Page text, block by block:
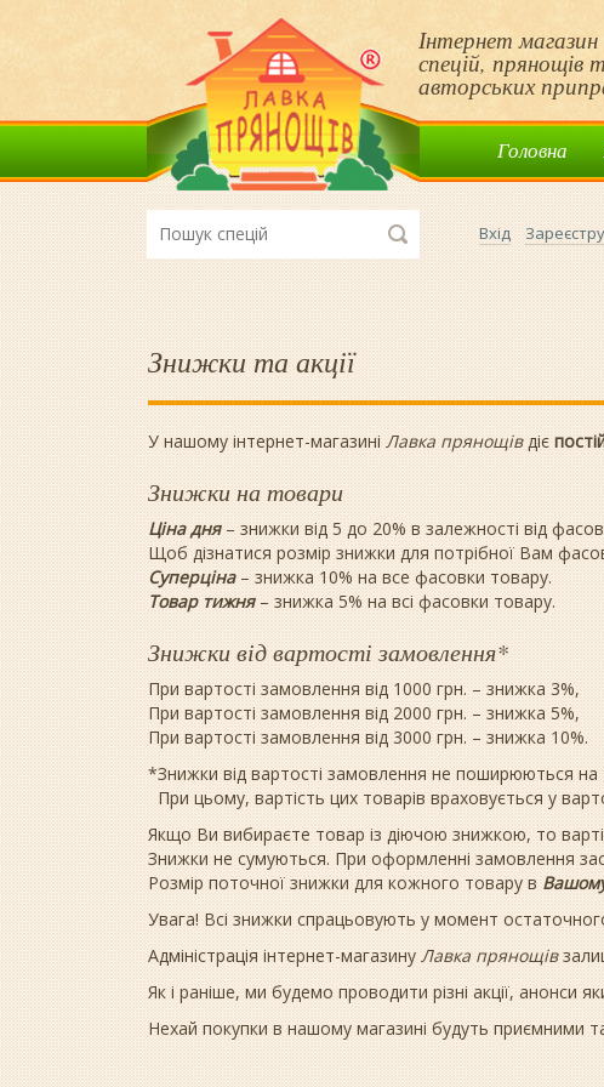
Інтернет магазин
спецій, прянощів
авторських
Головна
Вхід
Знижки та акції
У нашому інтернет-магазині Лавка прянощівдіє
Знижки на товари
Ціна дня– знижки від 5 до 20% в залежності від
Щоб дізнатися розмір знижки для потрібної Вам
Суперціна– знижка 10% на все фасовки товару.
Товар тижня– знижка 5% на всі фасовки товару.
Знижки від вартості замовлення*
При вартості замовлення від 1000 грн. – знижка 3%,
При вартості замовлення від 2000 грн. – знижка 5%,
При вартості замовлення від 3000 грн. – знижка 10%.
*Знижки від вартості замовлення не поширюються на
При цьому, вартість цих товарів враховується у
Якщо Ви вибираєте товар із діючою знижкою, то
Знижки не сумуються. При оформленні замовлення
Розмір поточної знижки для кожного товару в
Увага! Всі знижки спрацьовують у момент
Адміністрація інтернет-магазину Лавка прянощів
Як і раніше, ми будемо проводити різні акції, анонси
Нехай покупки в нашому магазині будуть приємними